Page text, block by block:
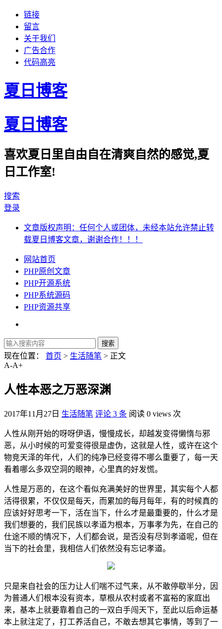
链接
留言
关于我们
广告合作
代码高亮
夏日博客
夏日博客
喜欢夏日里自由自在清爽自然的感觉,夏
日工作室!
搜索
登录
文章版权声明：任何个人或团体，未经本站允许禁止转
载夏日博客文章，谢谢合作！！！
网站首页
PHP原创文章
PHP开源系统
PHP系统源码
PHP资源共享
现在位置： 首页 > 生活随笔 > 正文
A-A+
人性本恶之万恶深渊
2017年11月27日 生活随笔 评论 3 条 阅读 0 views 次
人性从刚开始的呀呀伊语，慢慢成长，却越发变得懒惰与邪
恶，从小时候的可爱变得很是虚伪，这就是人性，或许在这个
物竞天泽的年代，人们的纯净已经变得不哪么重要了，每一天
看着哪么多双空洞的眼神，心里真的好发慌。
人性是万恶的，在这个看似充满美好的世界里，其实每个人都
活得很累，不仅仅是每天，而累加的每月每年，有的时候真的
应该好好思考一下，活在当下，什么才是最重要的，什么才是
我们想要的，我们民族以孝道为根本，万事孝为先，在自己的
仕途不顺的情况下，人们都会说，是否没有尽到孝道呢，但在
当下的社会里，我相信人们依然没有忘记孝道。
只是来自社会的压力让人们喘不过气来，从不敢停歇半分，因
为普通人们根本没有资本，草根从农村或者不富裕的家庭出
来，基本上就要靠着自己的一双白手闯天下，至此以后命运基
本上就注定了，打工养活自己，不敢去想其它事情，等到了一